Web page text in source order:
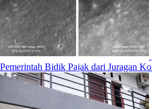
Pemerintah Bidik Pajak dari Juragan